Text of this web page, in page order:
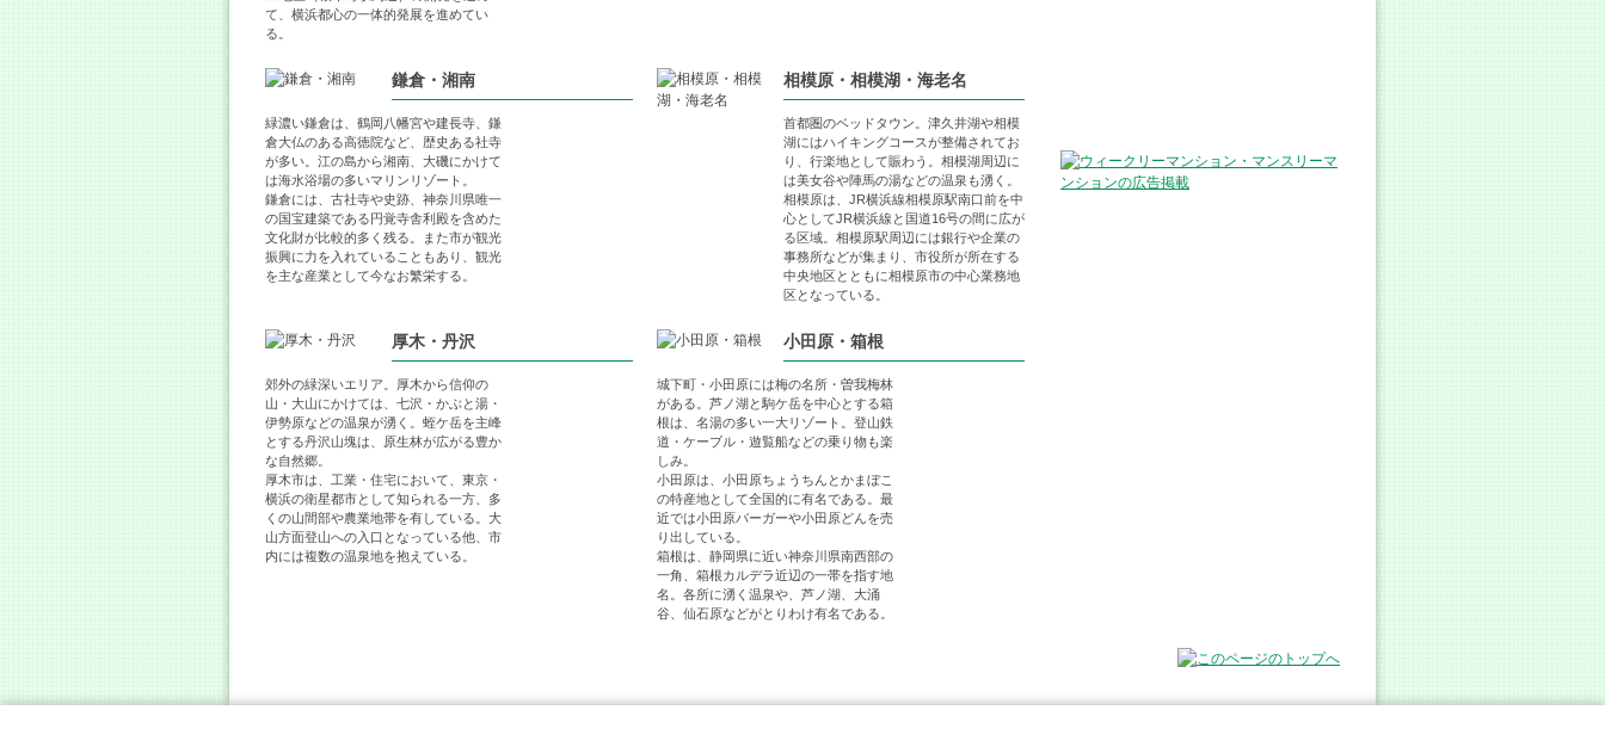
て、横浜都心の一体的発展を進めてい
る。
鎌倉・湘南
緑濃い鎌倉は、鶴岡八幡宮や建長寺、鎌
倉大仏のある高徳院など、歴史ある社寺
が多い。江の島から湘南、大磯にかけて
は海水浴場の多いマリンリゾート。
鎌倉には、古社寺や史跡、神奈川県唯一
の国宝建築である円覚寺舎利殿を含めた
文化財が比較的多く残る。また市が観光
振興に力を入れていることもあり、観光
を主な産業として今なお繁栄する。
相模原・相模湖・海老名
首都圏のベッドタウン。津久井湖や相模
湖にはハイキングコースが整備されてお
り、行楽地として賑わう。相模湖周辺に
は美女谷や陣馬の湯などの温泉も湧く。
相模原は、JR横浜線相模原駅南口前を中
心としてJR横浜線と国道16号の間に広が
る区域。相模原駅周辺には銀行や企業の
事務所などが集まり、市役所が所在する
中央地区とともに相模原市の中心業務地
区となっている。
厚木・丹沢
郊外の緑深いエリア。厚木から信仰の
山・大山にかけては、七沢・かぶと湯・
伊勢原などの温泉が湧く。蛭ケ岳を主峰
とする丹沢山塊は、原生林が広がる豊か
な自然郷。
厚木市は、工業・住宅において、東京・
横浜の衛星都市として知られる一方、多
くの山間部や農業地帯を有している。大
山方面登山への入口となっている他、市
内には複数の温泉地を抱えている。
小田原・箱根
城下町・小田原には梅の名所・曽我梅林
がある。芦ノ湖と駒ケ岳を中心とする箱
根は、名湯の多い一大リゾート。登山鉄
道・ケーブル・遊覧船などの乗り物も楽
しみ。
小田原は、小田原ちょうちんとかまぼこ
の特産地として全国的に有名である。最
近では小田原バーガーや小田原どんを売
り出している。
箱根は、静岡県に近い神奈川県南西部の
一角、箱根カルデラ近辺の一帯を指す地
名。各所に湧く温泉や、芦ノ湖、大涌
谷、仙石原などがとりわけ有名である。